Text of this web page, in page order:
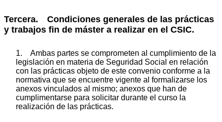
Tercera. Condiciones generales de las prácticas
y trabajos fin de máster a realizar en el CSIC.
1. Ambas partes se comprometen al cumplimiento de la
legislación en materia de Seguridad Social en relación
con las prácticas objeto de este convenio conforme a la
normativa que se encuentre vigente al formalizarse los
anexos vinculados al mismo; anexos que han de
cumplimentarse para solicitar durante el curso la
realización de las prácticas.